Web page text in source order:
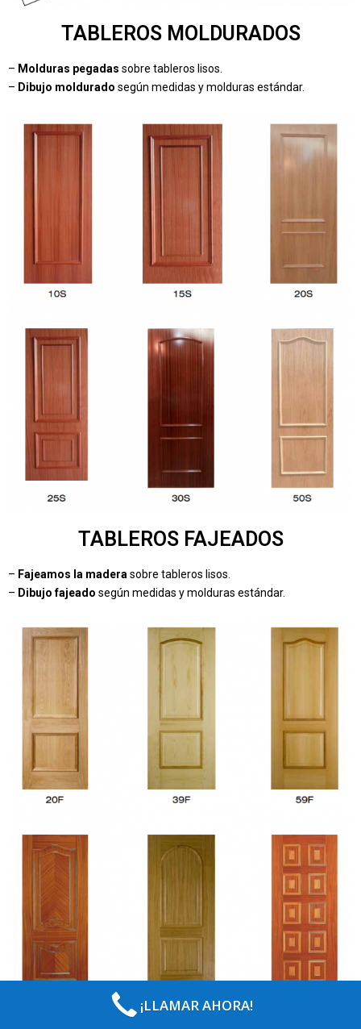
TABLEROS MOLDURADOS
– Molduras pegadas sobre tableros lisos.
– Dibujo moldurado según medidas y molduras estándar.
TABLEROS FAJEADOS
– Fajeamos la madera sobre tableros lisos.
– Dibujo fajeado según medidas y molduras estándar.
¡LLAMAR AHORA!